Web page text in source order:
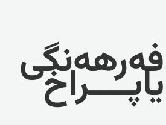
فەرهەنگی
یاپــــراخ